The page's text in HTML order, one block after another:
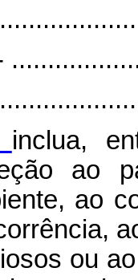
inclua,
ao
ao
ou